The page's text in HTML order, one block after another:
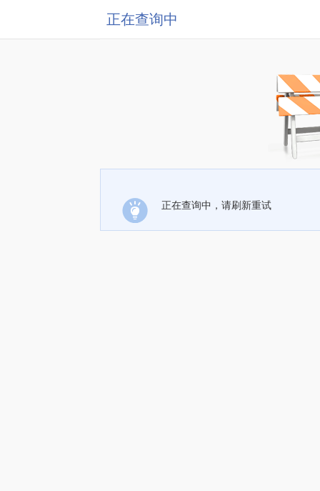
正在查询中
正在查询中，请刷新重试